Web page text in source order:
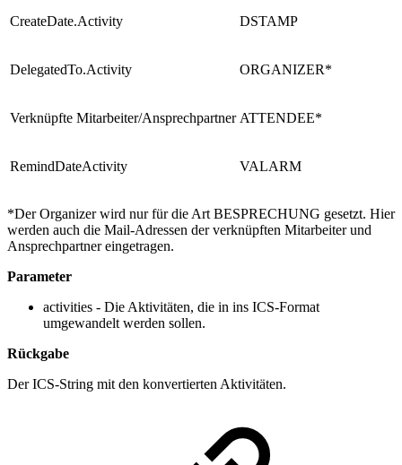
CreateDate.Activity DSTAMP
DelegatedTo.Activity ORGANIZER*
Verknüpfte Mitarbeiter/Ansprechpartner ATTENDEE*
RemindDateActivity VALARM
*Der Organizer wird nur für die Art BESPRECHUNG gesetzt. Hier
werden auch die Mail-Adressen der verknüpften Mitarbeiter und
Ansprechpartner eingetragen.
Parameter
activities - Die Aktivitäten, die in ins ICS-Format
umgewandelt werden sollen.
Rückgabe
Der ICS-String mit den konvertierten Aktivitäten.